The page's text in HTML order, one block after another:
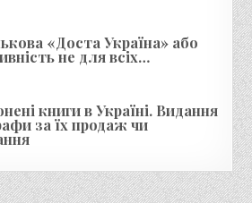
«Доста Україна» або
не для всіх…
книги в Україні. Видання
за їх продаж чи